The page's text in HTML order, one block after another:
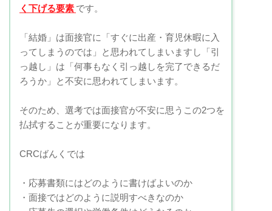
く下げる要素 です。
「結婚」は面接官に「すぐに出産・育児休暇に入
ってしまうのでは」と思われてしまいますし「引
っ越し」は「何事もなく引っ越しを完了できるだ
ろうか」と不安に思われてしまいます。
そのため、選考では面接官が不安に思うこの2つを
払拭することが重要になります。
CRCばんくでは
・応募書類にはどのように書けばよいのか
・面接ではどのように説明すべきなのか